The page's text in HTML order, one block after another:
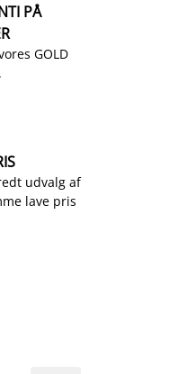
PÅ
GOLD
udvalg af
lave pris